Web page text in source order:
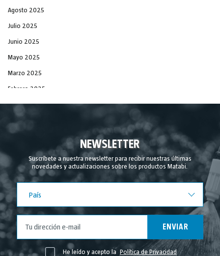
Agosto 2025
Julio 2025
Junio 2025
Mayo 2025
Marzo 2025
Febrero 2025
Diciembre 2024
Agosto 2024
Julio 2024
Junio 2024
Mayo 2024
Abril 2024
Marzo 2024
Febrero 2024
NEWSLETTER
Suscríbete a nuestra newsletter para recibir nuestras últimas
novedades y actualizaciones sobre los productos Matabi.
País
ENVIAR
He leído y acepto la Política de Privacidad